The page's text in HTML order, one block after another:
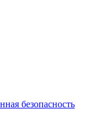
безопасность